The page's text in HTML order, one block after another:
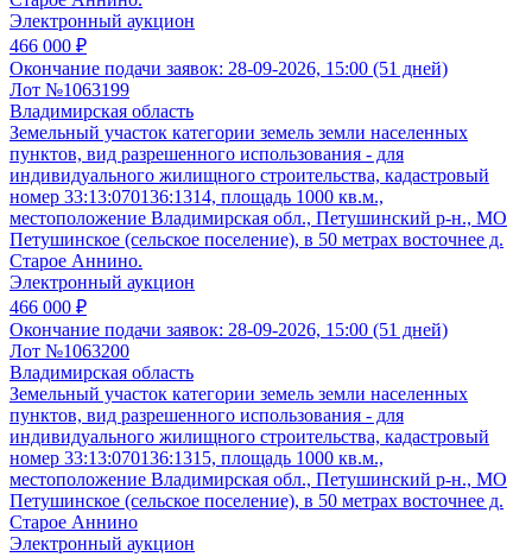
Электронный аукцион
466 000 ₽
Окончание подачи заявок: 28-09-2026, 15:00 (51 дней)
Лот №1063199
Владимирская область
Земельный участок категории земель земли населенных
пунктов, вид разрешенного использования - для
индивидуального жилищного строительства, кадастровый
номер 33:13:070136:1314, площадь 1000 кв.м.,
местоположение Владимирская обл., Петушинский р-н., МО
Петушинское (сельское поселение), в 50 метрах восточнее д.
Старое Аннино.
Электронный аукцион
466 000 ₽
Окончание подачи заявок: 28-09-2026, 15:00 (51 дней)
Лот №1063200
Владимирская область
Земельный участок категории земель земли населенных
пунктов, вид разрешенного использования - для
индивидуального жилищного строительства, кадастровый
номер 33:13:070136:1315, площадь 1000 кв.м.,
местоположение Владимирская обл., Петушинский р-н., МО
Петушинское (сельское поселение), в 50 метрах восточнее д.
Старое Аннино
Электронный аукцион